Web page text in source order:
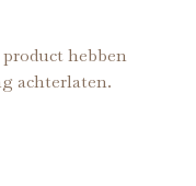
hebben
achterlaten.